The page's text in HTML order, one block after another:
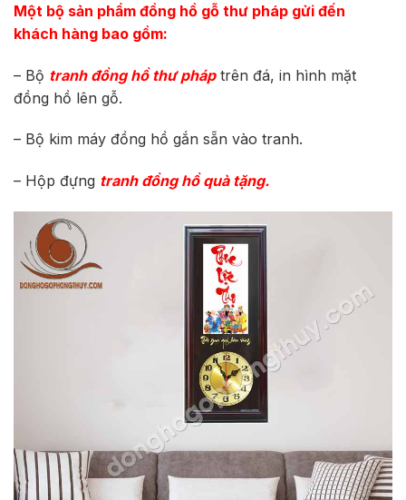
Một bộ sản phẩm đồng hồ gỗ thư pháp gửi đến
khách hàng bao gồm:
– Bộ tranh đồng hồ thư pháptrên đá, in hình mặt
đồng hồ lên gỗ.
– Bộ kim máy đồng hồ gắn sẵn vào tranh.
– Hộp đựng tranh đồng hồquà tặng.